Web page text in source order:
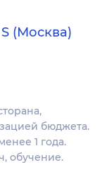
(Москва)
бюджета.
1 года.
обучение.